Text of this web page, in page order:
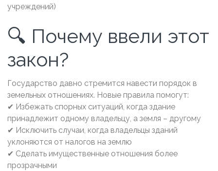
учреждений)
🔍 Почему ввели этот
закон?
Государство давно стремится навести порядок в
земельных отношениях. Новые правила помогут:
✔ Избежать спорных ситуаций, когда здание
принадлежит одному владельцу, а земля – другому
✔ Исключить случаи, когда владельцы зданий
уклоняются от налогов на землю
✔ Сделать имущественные отношения более
прозрачными